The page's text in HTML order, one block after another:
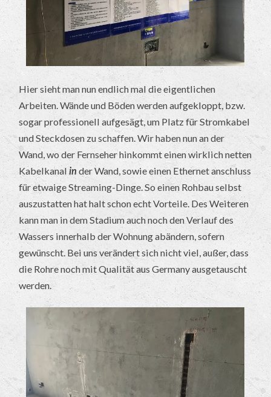
Hier sieht man nun endlich mal die eigentlichen
Arbeiten. Wände und Böden werden aufgekloppt, bzw.
sogar professionell aufgesägt, um Platz für Stromkabel
und Steckdosen zu schaffen. Wir haben nun an der
Wand, wo der Fernseher hinkommt einen wirklich netten
Kabelkanalin der Wand, sowie einen Ethernet anschluss
für etwaige Streaming-Dinge. So einen Rohbau selbst
auszustatten hat halt schon echt Vorteile. Des Weiteren
kann man in dem Stadium auch noch den Verlauf des
Wassers innerhalb der Wohnung abändern, sofern
gewünscht. Bei uns verändert sich nicht viel, außer, dass
die Rohre noch mit Qualität aus Germany ausgetauscht
werden.